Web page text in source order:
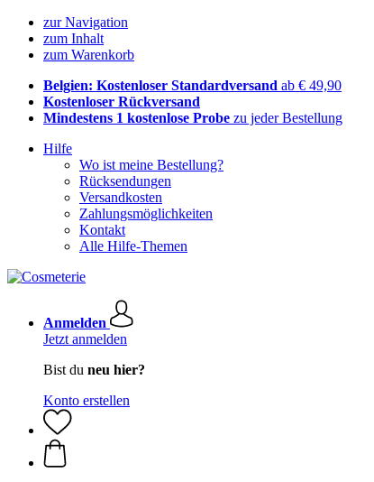
zur Navigation
zum Inhalt
zum Warenkorb
Belgien: Kostenloser Standardversand ab € 49,90
Kostenloser Rückversand
Mindestens 1 kostenlose Probe zu jeder Bestellung
Hilfe
Wo ist meine Bestellung?
Rücksendungen
Versandkosten
Zahlungsmöglichkeiten
Kontakt
Alle Hilfe-Themen
Anmelden
Jetzt anmelden
Bist du neu hier?
Konto erstellen